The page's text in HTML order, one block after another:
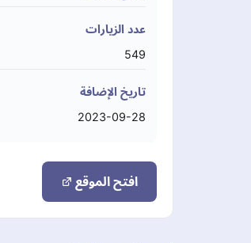
عدد الزيارات
549
تاريخ الإضافة
2023-09-28
افتح الموقع